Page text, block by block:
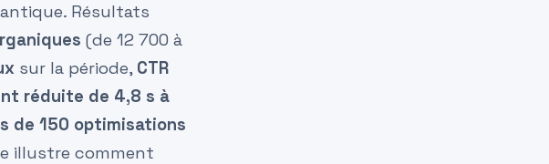
Résultats
(de 12 700 à
sur la période, CTR
réduite de 4,8 s à
de 150 optimisations
illustre comment